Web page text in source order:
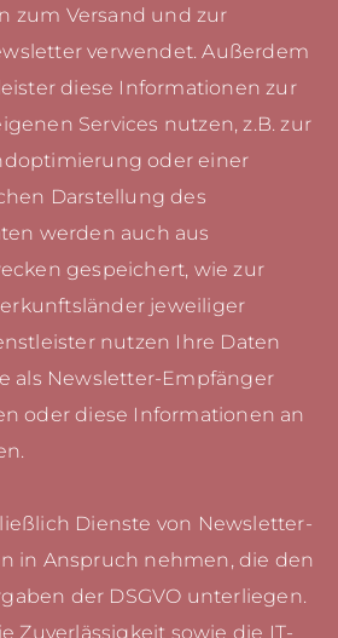
zum Versand und zur
verwendet. Außerdem
diese Informationen zur
Services nutzen, z.B. zur
oder einer
Darstellung des
werden auch aus
gespeichert, wie zur
jeweiliger
nutzen Ihre Daten
als Newsletter-Empfänger
oder diese Informationen an
Dienste von Newsletter-
in Anspruch nehmen, die den
der DSGVO unterliegen.
Zuverlässigkeit sowie die IT-